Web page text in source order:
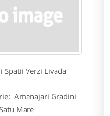
Spatii Verzi Livada
Amenajari Gradini
Satu Mare